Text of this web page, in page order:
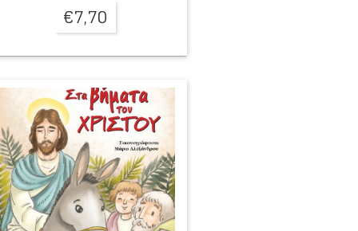
€7,70